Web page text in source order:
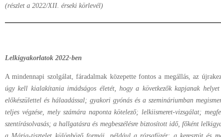
(részlet a 2022/XII. érseki körlevél)
Lelkigyakorlatok 2022-ben
A mindennapi szolgálat, fáradalmak közepette fontos a megállás, az
úgy kell kialakítania imádságos életét, hogy a következők kapjanak
előkészülettel és hálaadással; gyakori gyónás és a szemináriumban
teljes végzése, mely számára naponta kötelező; lelkiismeret-vizsgálat;
szentírásolvasás; a hallgatásra és megbeszélésre biztosított idő, főként